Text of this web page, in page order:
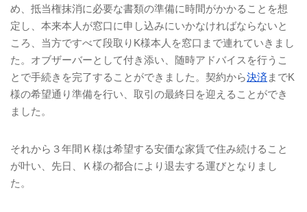
め、抵当権抹消に必要な書類の準備に時間がかかることを想
定し、本来本人が窓口に申し込みにいかなければならないと
ころ、当方ですべて段取り K様本人を窓口まで連れていきまし
た。オブザーバーとして付き添い、随時アドバイスを行うこ
とで手続きを完了することができました。契約から決済までK
様の希望通り準備を行い、取引の最終日を迎えることができ
ました。
それから３年間Ｋ様は希望する安価な家賃で住み続けること
が叶い、先日、Ｋ様の都合により退去する運びとなりまし
た。